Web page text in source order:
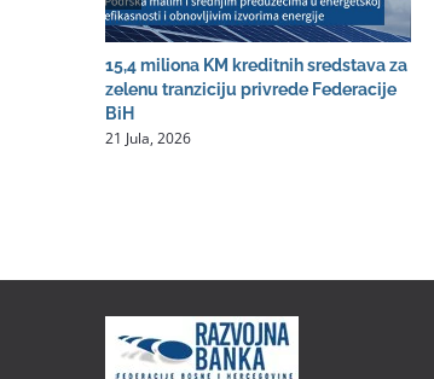
15,4 miliona KM kreditnih sredstava za
zelenu tranziciju privrede Federacije
BiH
21 Jula, 2026